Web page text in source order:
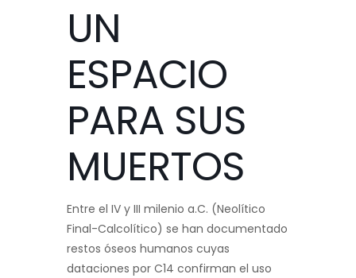
UN
ESPACIO
PARA SUS
MUERTOS
Entre el IV y III milenio a.C. (Neolítico
Final-Calcolítico) se han documentado
restos óseos humanos cuyas
dataciones por C14 confirman el uso